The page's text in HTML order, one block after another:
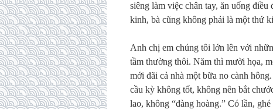
siêng làm việc chân tay, ăn uống
kinh, bà cũng không phải là một thứ
Anh chị em chúng tôi lớn lên với
tầm thường thôi. Năm thì mười họa,
mới đãi cả nhà một bữa no cành
cầu kỳ không tốt, không nên bắt
lao, không “đàng hoàng.” Có lần,